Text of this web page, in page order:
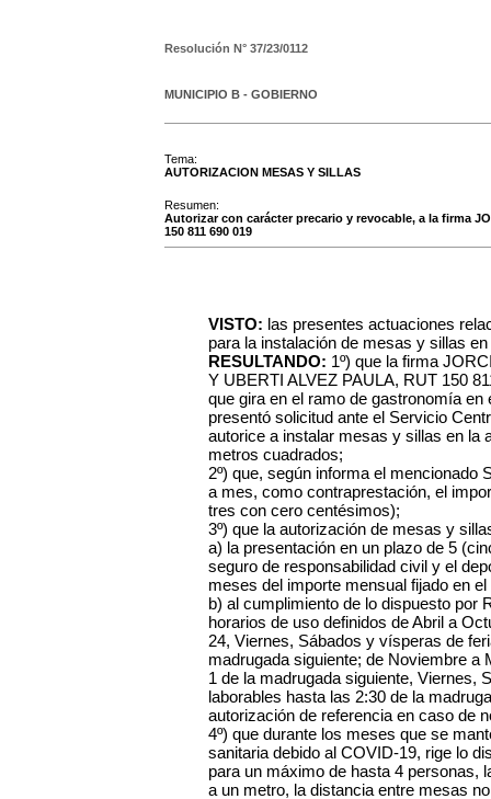
Resolución N° 37/23/0112
MUNICIPIO B - GOBIERNO
Tema:
AUTORIZACION MESAS Y SILLAS
Resumen:
Autorizar con carácter precario y revocable, a la firma
150 811 690 019
VISTO: las presentes actuaciones
para la instalación de mesas y sillas
RESULTANDO: 1º) que la firma
Y UBERTI ALVEZ PAULA, RUT 150
que gira en el ramo de gastronomía
presentó solicitud ante el Servicio
autorice a instalar mesas y sillas en la
metros cuadrados;
2º) que, según informa el mencionado
a mes, como contraprestación, el
tres con cero centésimos);
3º) que la autorización de mesas y
a) la presentación en un plazo de 5
seguro de responsabilidad civil y el
meses del importe mensual fijado en
b) al cumplimiento de lo dispuesto por
horarios de uso definidos de Abril a
24, Viernes, Sábados y vísperas de
madrugada siguiente; de Noviembre
1 de la madrugada siguiente, Viernes,
laborables hasta las 2:30 de la
autorización de referencia en caso de
4º) que durante los meses que se
sanitaria debido al COVID-19, rige lo
para un máximo de hasta 4 personas,
a un metro, la distancia entre mesas